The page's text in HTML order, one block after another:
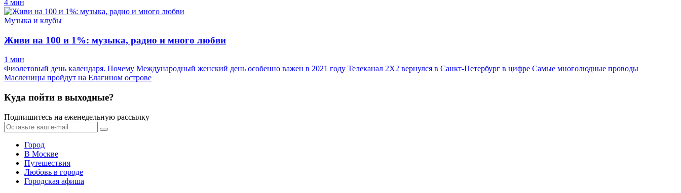
4 мин
Музыка и клубы
Живи на 100 и 1%: музыка, радио и много любви
1 мин
Фиолетовый день календаря. Почему Международный женский день особенно важен в 2021 году Телеканал 2Х2 вернулся в Санкт-Петербург в цифре Самые многолюдные проводы
Масленицы пройдут на Елагином острове
Куда пойти в выходные?
Подпишитесь на еженедельную рассылку
Город
В Москве
Путешествия
Любовь в городе
Городская афиша